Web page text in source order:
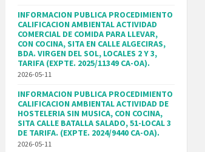
INFORMACION PUBLICA PROCEDIMIENTO
CALIFICACION AMBIENTAL ACTIVIDAD
COMERCIAL DE COMIDA PARA LLEVAR,
CON COCINA, SITA EN CALLE ALGECIRAS,
BDA. VIRGEN DEL SOL, LOCALES 2 Y 3,
TARIFA (EXPTE. 2025/11349 CA-OA).
2026-05-11
INFORMACION PUBLICA PROCEDIMIENTO
CALIFICACION AMBIENTAL ACTIVIDAD DE
HOSTELERIA SIN MUSICA, CON COCINA,
SITA CALLE BATALLA SALADO, 51-LOCAL 3
DE TARIFA. (EXPTE. 2024/9440 CA-OA).
2026-05-11